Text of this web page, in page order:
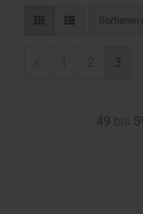
Sortieren
3